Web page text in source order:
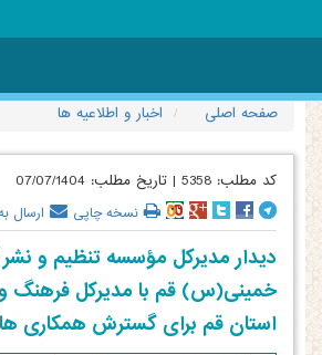
صفحه اصلی
اخبار و اطلاعیه ها
کد مطلب: 5358
| تاریخ مطلب: 07/07/1404
نسخه چاپی ارسال
دیدار مدیرکل مؤسسه تنظیم و نشر
خمینی(س) قم با مدیرکل فرهنگ و
استان قم برای گسترش همکاری